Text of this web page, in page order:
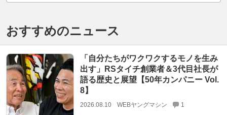
おすすめのニュース
「自分たちがワクワクするモノを生み
出す」RSタイチ創業者＆3代目社長が
語る歴史と展望【50年カンパニー Vol.
8】
2026.08.10 WEBヤングマシン 1